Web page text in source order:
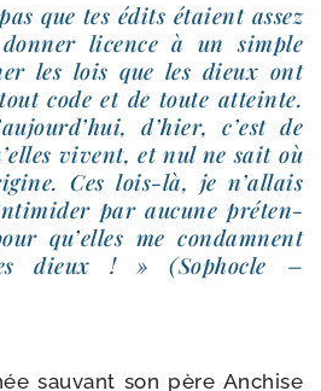
que tes édits étaient assez
licence à un simple
les lois que les dieux ont
code et de toute atteinte.
d’hier, c’est de
vivent, et nul ne sait où
Ces lois-​là, je n’al­lais
par aucune pré­ten­
qu’elles me condamnent
dieux ! » (Sophocle –
sau­vant son père Anchise